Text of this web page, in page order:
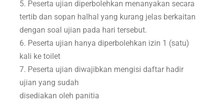
5. Peserta ujian diperbolehkan menanyakan secara
tertib dan sopan halhal yang kurang jelas berkaitan
dengan soal ujian pada hari tersebut.
6. Peserta ujian hanya diperbolehkan izin 1 (satu)
kali ke toilet
7. Peserta ujian diwajibkan mengisi daftar hadir
ujian yang sudah
disediakan oleh panitia